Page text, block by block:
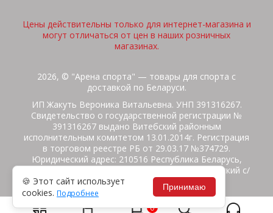
Цены действительны только для интернет-магазина и
могут отличаться от цен в наших розничных
магазинах.
2026, © "Арена спорта" — товары для спорта с
доставкой по Беларуси.
ИП Жакуть Вероника Витальевна. УНП 391316267.
Свидетельство о государственной регистрации №
391316267 выдано Витебский районным
исполнительным комитетом 13.01.2014г. Регистрация
в торговом реестре РБ от 29.03.17 №374729.
Юридический адрес: 210516 Республика Беларусь,
Витебская область, Витебский район, Бабиничский с/
с, аг.Ольгово, ул.Школьная
Политика защиты данных
0
🍪 Этот сайт использует
cookies. Подробнее
Принимаю